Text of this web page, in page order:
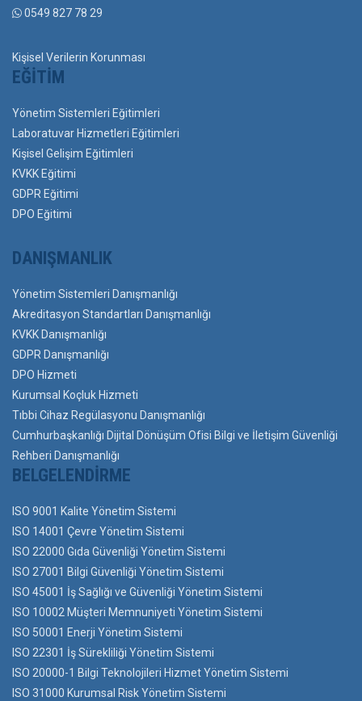
0549 827 78 29
Kişisel Verilerin Korunması
EĞITIM
Yönetim Sistemleri Eğitimleri
Laboratuvar Hizmetleri Eğitimleri
Kişisel Gelişim Eğitimleri
KVKK Eğitimi
GDPR Eğitimi
DPO Eğitimi
DANIŞMANLIK
Yönetim Sistemleri Danışmanlığı
Akreditasyon Standartları Danışmanlığı
KVKK Danışmanlığı
GDPR Danışmanlığı
DPO Hizmeti
Kurumsal Koçluk Hizmeti
Tıbbi Cihaz Regülasyonu Danışmanlığı
Cumhurbaşkanlığı Dijital Dönüşüm Ofisi Bilgi ve İletişim Güvenliği
Rehberi Danışmanlığı
BELGELENDIRME
ISO 9001 Kalite Yönetim Sistemi
ISO 14001 Çevre Yönetim Sistemi
ISO 22000 Gıda Güvenliği Yönetim Sistemi
ISO 27001 Bilgi Güvenliği Yönetim Sistemi
ISO 45001 İş Sağlığı ve Güvenliği Yönetim Sistemi
ISO 10002 Müşteri Memnuniyeti Yönetim Sistemi
ISO 50001 Enerji Yönetim Sistemi
ISO 22301 İş Sürekliliği Yönetim Sistemi
ISO 20000-1 Bilgi Teknolojileri Hizmet Yönetim Sistemi
ISO 31000 Kurumsal Risk Yönetim Sistemi